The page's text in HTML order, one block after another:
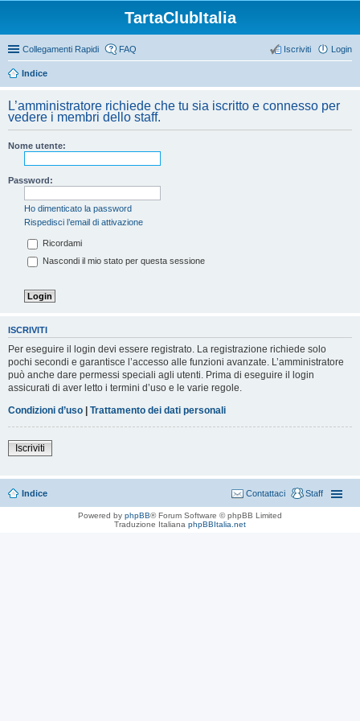
TartaClubItalia
Collegamenti Rapidi FAQ Login
Iscriviti
Indice
L’amministratore richiede che tu sia iscritto e connesso per
vedere i membri dello staff.
Nome utente:
Password:
Ho dimenticato la password
Rispedisci l’email di attivazione
Ricordami
Nascondi il mio stato per questa sessione
ISCRIVITI
Per eseguire il login devi essere registrato. La registrazione richiede solo
pochi secondi e garantisce l’accesso alle funzioni avanzate. L’amministratore
può anche dare permessi speciali agli utenti. Prima di eseguire il login
assicurati di aver letto i termini d’uso e le varie regole.
Condizioni d’uso | Trattamento dei dati personali
Iscriviti
Indice Staff
Contattaci
Powered by phpBB® Forum Software © phpBB Limited
Traduzione Italiana phpBBItalia.net